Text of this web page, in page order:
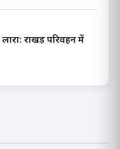
राखड़ परिवहन में